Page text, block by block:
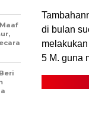
di bulan
5 M. guna